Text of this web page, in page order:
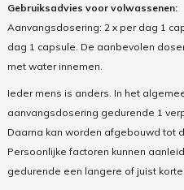
Gebruiksadvies voor volwassenen:
Aanvangsdosering: 2 x per dag 1
dag 1 capsule. De aanbevolen
met water innemen.
Ieder mens is anders. In het
aanvangsdosering gedurende 1
Daarna kan worden afgebouwd tot
Persoonlijke factoren kunnen
gedurende een langere of juist